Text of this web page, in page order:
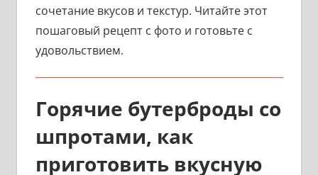
сочетание вкусов и текстур. Читайте этот
пошаговый рецепт с фото и готовьте с
удовольствием.
Горячие бутерброды со
шпротами, как
приготовить вкусную